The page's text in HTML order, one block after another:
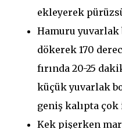
ekleyerek
Hamuru yuvarlak
dökerek 170
fırında 20-25
küçük yuvarlak
geniş kalıpta
Kek pişerken